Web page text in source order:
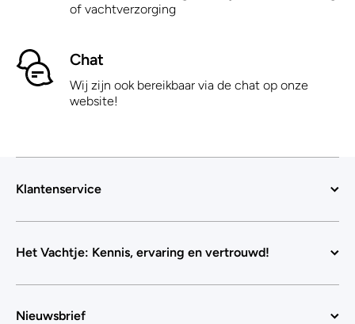
of vachtverzorging
Chat
Wij zijn ook bereikbaar via de chat op onze
website!
Klantenservice
Het Vachtje: Kennis, ervaring en vertrouwd!
Nieuwsbrief